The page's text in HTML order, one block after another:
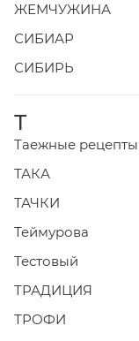
ЖЕМЧУЖИНА
СИБИАР
СИБИРЬ
Т
Таежные рецепты
ТАКА
ТАЧКИ
Теймурова
Тестовый
ТРАДИЦИЯ
ТРОФИ